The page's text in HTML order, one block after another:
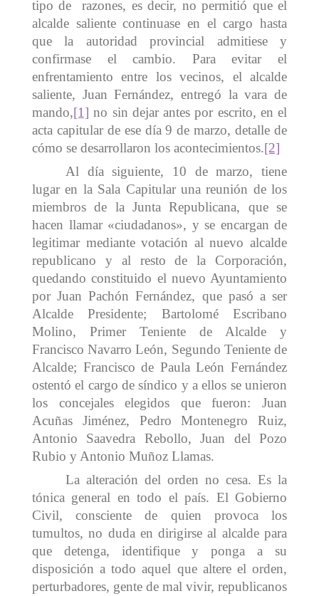
tipo de razones, es decir, no permitió que el
alcalde saliente continuase en el cargo hasta
que la autoridad provincial admitiese y
confirmase el cambio. Para evitar el
enfrentamiento entre los vecinos, el alcalde
saliente, Juan Fernández, entregó la vara de
mando,[1] no sin dejar antes por escrito, en el
acta capitular de ese día 9 de marzo, detalle de
cómo se desarrollaron los acontecimientos.[2]
Al día siguiente, 10 de marzo, tiene
lugar en la Sala Capitular una reunión de los
miembros de la Junta Republicana, que se
hacen llamar «ciudadanos», y se encargan de
legitimar mediante votación al nuevo alcalde
republicano y al resto de la Corporación,
quedando constituido el nuevo Ayuntamiento
por Juan Pachón Fernández, que pasó a ser
Alcalde Presidente; Bartolomé Escribano
Molino, Primer Teniente de Alcalde y
Francisco Navarro León, Segundo Teniente de
Alcalde; Francisco de Paula León Fernández
ostentó el cargo de síndico y a ellos se unieron
los concejales elegidos que fueron: Juan
Acuñas Jiménez, Pedro Montenegro Ruiz,
Antonio Saavedra Rebollo, Juan del Pozo
Rubio y Antonio Muñoz Llamas.
La alteración del orden no cesa. Es la
tónica general en todo el país. El Gobierno
Civil, consciente de quien provoca los
tumultos, no duda en dirigirse al alcalde para
que detenga, identifique y ponga a su
disposición a todo aquel que altere el orden,
perturbadores, gente de mal vivir, republicanos